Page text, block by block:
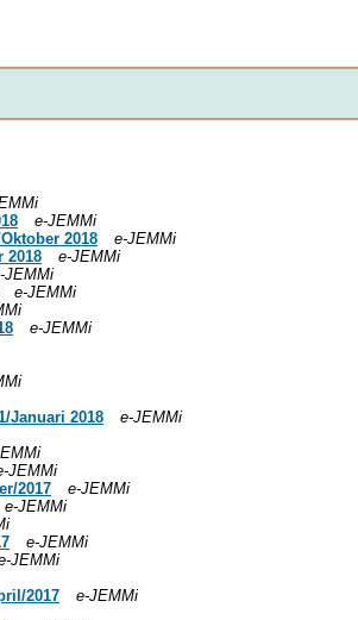
e-JEMMi
2018
e-JEMMi
2018
e-JEMMi
JEMMi
e-JEMMi
e-JEMMi
Januari 2018
e-JEMMi
JEMMi
2017
e-JEMMi
e-JEMMi
e-JEMMi
JEMMi
2017
e-JEMMi